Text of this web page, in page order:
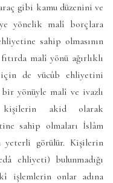
gibi kamu düzenini ve
yönelik malî borçlara
sahip olmasının
malî yönü ağırlıklı
de vücûb ehliyetini
yönüyle malî ve ivazlı
kişilerin akid olarak
sahip olmaları İslâm
yeterli görülür. Kişilerin
ehliyeti) bulunmadığı
işlemlerin onlar adına